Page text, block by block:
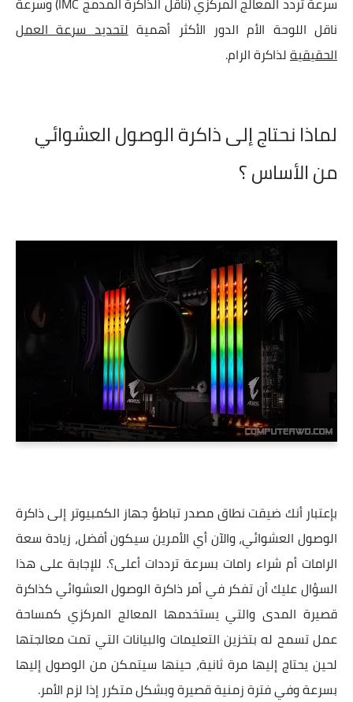
ناقل اللوحة الأم الدور الأكثر أهميةلتحديد سرعة العمل
الحقيقيةلذاكرة الرام.
لماذا نحتاج إلى ذاكرة الوصول العشوائي
من الأساس ؟
بإعتبار أنك ضيقت نطاق مصدر تباطؤ جهاز الكمبيوتر إلى ذاكرة
الوصول العشوائي، والآن أي الأمرين سيكون أفضل، زيادة سعة
الرامات أم شراء رامات بسرعة ترددات أعلى؟. للإجابة على هذا
السؤال عليك أن تفكر في أمر ذاكرة الوصول العشوائي كذاكرة
قصيرة المدى والتي يستخدمها المعالج المركزي كمساحة
عمل تسمح له بتخزين التعليمات والبيانات التي تمت معالجتها
لحين يحتاج إليها مرة ثانية، حينها سيتمكن من الوصول إليها
بسرعة وفي فترة زمنية قصيرة وبشكل متكرر إذا لزم الأمر.